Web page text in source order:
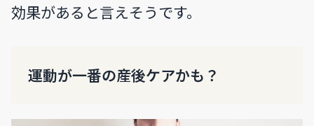
効果があると言えそうです。
運動が一番の産後ケアかも？